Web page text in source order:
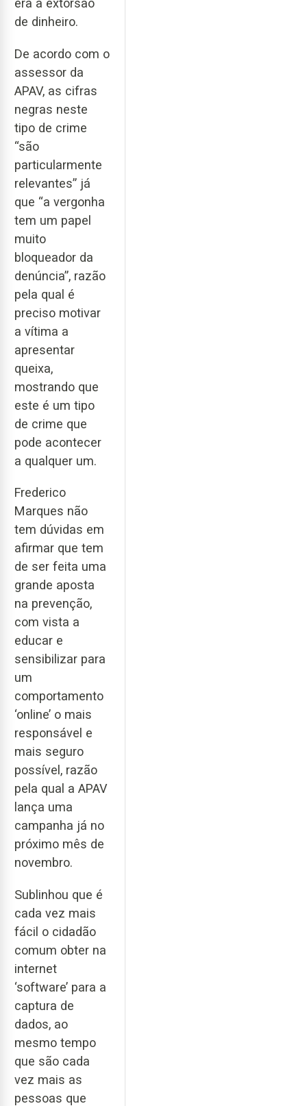
era a extorsão
de dinheiro.
De acordo com o
assessor da
APAV, as cifras
negras neste
tipo de crime
“são
particularmente
relevantes” já
que “a vergonha
tem um papel
muito
bloqueador da
denúncia”, razão
pela qual é
preciso motivar
a vítima a
apresentar
queixa,
mostrando que
este é um tipo
de crime que
pode acontecer
a qualquer um.
Frederico
Marques não
tem dúvidas em
afirmar que tem
de ser feita uma
grande aposta
na prevenção,
com vista a
educar e
sensibilizar para
um
comportamento
‘online’ o mais
responsável e
mais seguro
possível, razão
pela qual a APAV
lança uma
campanha já no
próximo mês de
novembro.
Sublinhou que é
cada vez mais
fácil o cidadão
comum obter na
internet
‘software’ para a
captura de
dados, ao
mesmo tempo
que são cada
vez mais as
pessoas que